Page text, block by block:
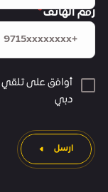
رقم الهاتف
أوافق على
دبي
ارسل